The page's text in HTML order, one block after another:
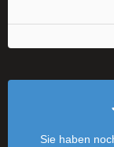
Sie haben